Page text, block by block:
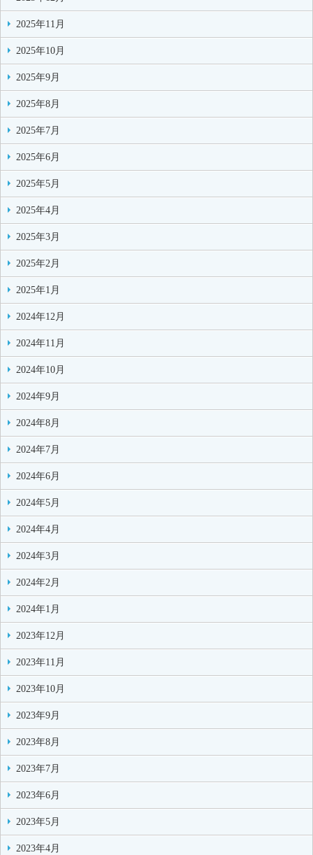
2025年11月
2025年10月
2025年9月
2025年8月
2025年7月
2025年6月
2025年5月
2025年4月
2025年3月
2025年2月
2025年1月
2024年12月
2024年11月
2024年10月
2024年9月
2024年8月
2024年7月
2024年6月
2024年5月
2024年4月
2024年3月
2024年2月
2024年1月
2023年12月
2023年11月
2023年10月
2023年9月
2023年8月
2023年7月
2023年6月
2023年5月
2023年4月